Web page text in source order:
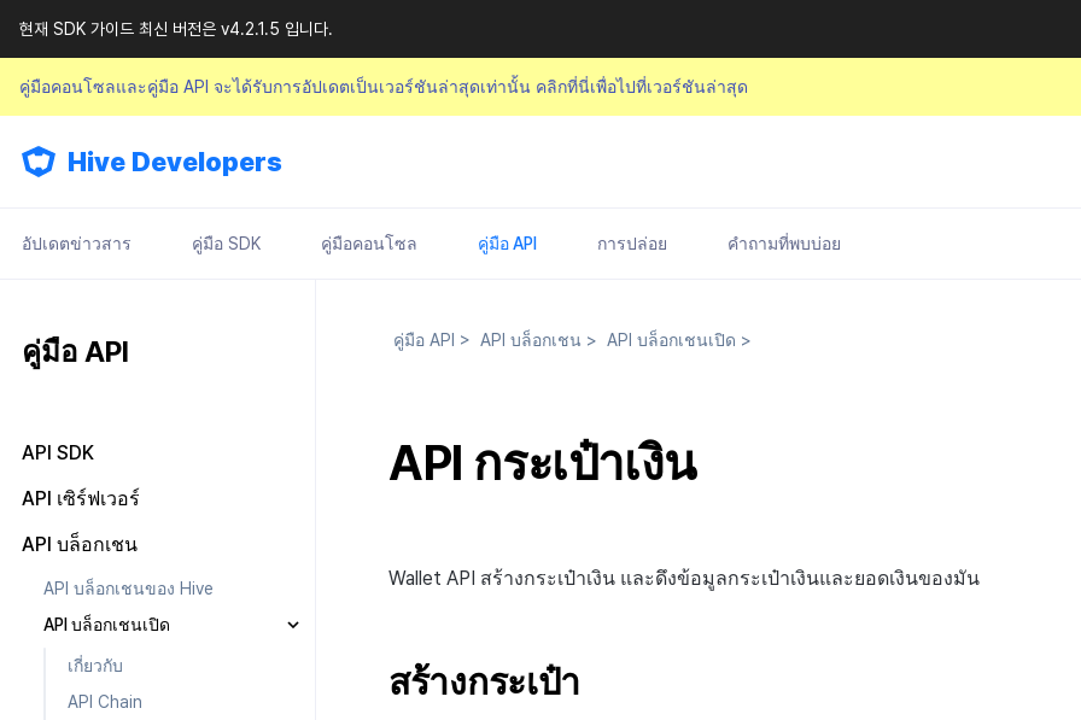
현재 SDK 가이드 최신 버전은 v4.2.1.5 입니다.
คู่มือคอนโซลและคู่มือ API จะได้รับการอัปเดตเป็นเวอร์ชันล่าสุดเท่านั้น คลิกที่นี่เพื่อไปที่เวอร์ชันล่าสุด
Hive Developers
อัปเดตข่าวสาร คู่มือ SDK คู่มือคอนโซล คู่มือ API การปล่อย คำถามที่พบบ่อย
คู่มือ API
API SDK
API ผลลัพธ์
API เซิร์ฟเวอร์
การตรวจสอบสิทธิ์
ค้นหารายการ IdP การตรวจสอบ
สิทธิ์ v4
การตรวจสอบโทเคนการตรวจ
สอบสิทธิ์ v4
กำหนดเอง
การเข้าสู่ระบบเว็บ
เริ่มต้นใช้งาน
การระงับการใช้งาน
การใช้งาน
การเริ่มต้นการจัดอันดับของผู้ใช้
API บล็อกเชน
API บล็อกเชนของ Hive
API บล็อกเชนเปิด
เกี่ยวกับ
API Chain
คู่มือ API > API บล็อกเชน > API บล็อกเชนเปิด >
API กระเป๋าเงิน
Wallet API สร้างกระเป๋าเงิน และดึงข้อมูลกระเป๋าเงินและยอดเงินของมัน
สร้างกระเป๋า